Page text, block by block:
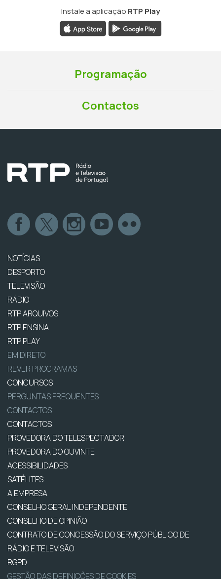
Instale a aplicação RTP Play
Programação
Contactos
NOTÍCIAS
DESPORTO
TELEVISÃO
RÁDIO
RTP ARQUIVOS
RTP ENSINA
RTP PLAY
EM DIRETO
REVER PROGRAMAS
CONCURSOS
PERGUNTAS FREQUENTES
CONTACTOS
CONTACTOS
PROVEDORA DO TELESPECTADOR
PROVEDORA DO OUVINTE
ACESSIBILIDADES
SATÉLITES
A EMPRESA
CONSELHO GERAL INDEPENDENTE
CONSELHO DE OPINIÃO
CONTRATO DE CONCESSÃO DO SERVIÇO PÚBLICO DE
RÁDIO E TELEVISÃO
RGPD
GESTÃO DAS DEFINIÇÕES DE COOKIES